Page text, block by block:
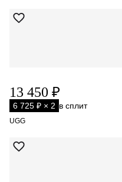
13 450 ₽
6 725 ₽ × 2 в сплит
UGG